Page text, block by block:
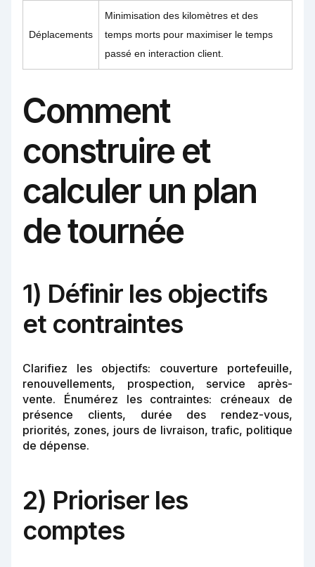
Déplacements
Minimisation des kilomètres et des
temps morts pour maximiser le temps
passé en interaction client.
Comment
construire et
calculer un plan
de tournée
1) Définir les objectifs
et contraintes
Clarifiez les objectifs: couverture portefeuille,
renouvellements, prospection, service après-
vente. Énumérez les contraintes: créneaux de
présence clients, durée des rendez-vous,
priorités, zones, jours de livraison, trafic, politique
de dépense.
2) Prioriser les
comptes